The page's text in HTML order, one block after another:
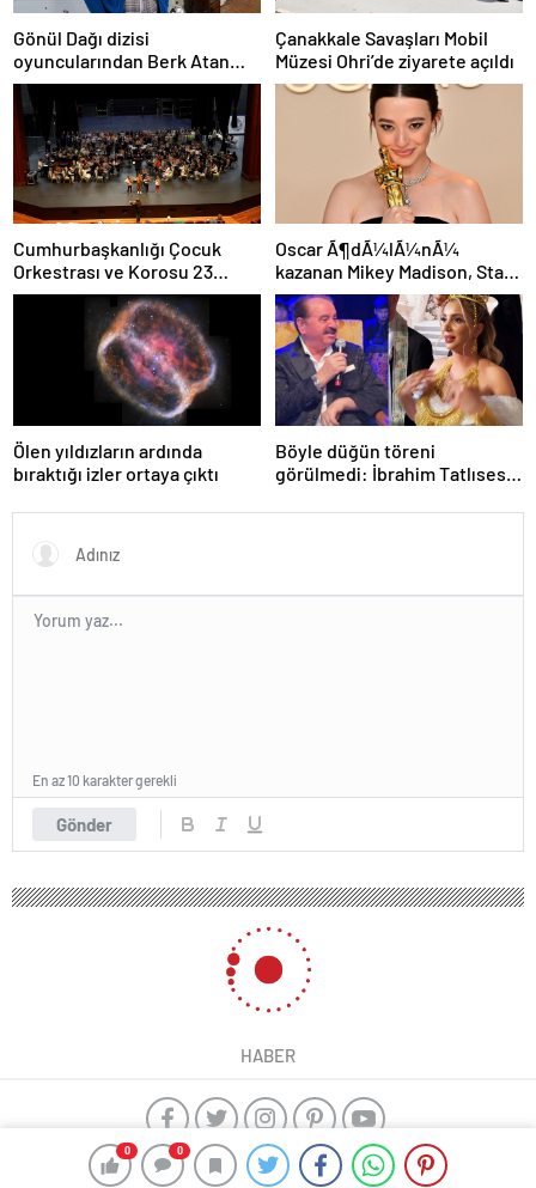
0 0
Gönül Dağı dizisi
oyuncularından Berk Atan
trafik kazası geçirdi
Çanakkale Savaşları Mobil
Müzesi Ohri’de ziyarete açıldı
Cumhurbaşkanlığı Çocuk
Orkestrası ve Korosu 23
Nisan’da ilk kez sahne alacak
Oscar Ã¶dÃ¼lÃ¼nÃ¼
kazanan Mikey Madison, Star
Wars rolÃ¼nÃ¼ reddetti
Ölen yıldızların ardında
bıraktığı izler ortaya çıktı
Böyle düğün töreni
görülmedi: İbrahim Tatlıses
kutularda getirildi
Gönder
En az 10 karakter gerekli
HABER
yangın algılama sistemleri ajax alarm Kayseri çıkışlı Karadeniz